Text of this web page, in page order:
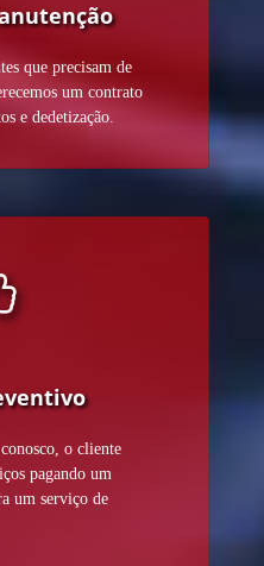
que precisam de
um contrato
e dedetização.
o cliente
pagando um
um serviço de